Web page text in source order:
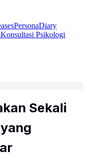
PersonaDiary
Konsultasi Psikologi
Sekali